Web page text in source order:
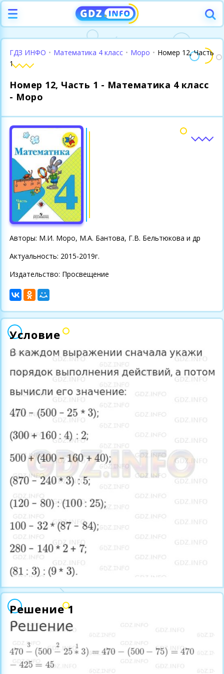
ГДЗ ИНФО • Математика 4 класс • Моро • Номер 12, Часть
1
Номер 12, Часть 1 - Математика 4 класс
- Моро
Авторы: М.И. Моро, М.А. Бантова, Г.В. Бельтюкова и др
Актуальность: 2015-2019г.
Издательство: Просвещение
Условие
Решение 1